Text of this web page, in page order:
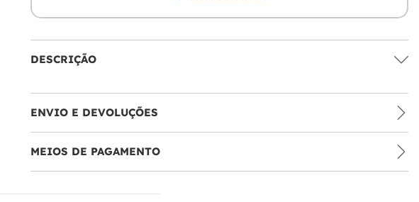
DESCRIÇÃO
ENVIO E DEVOLUÇÕES
MEIOS DE PAGAMENTO